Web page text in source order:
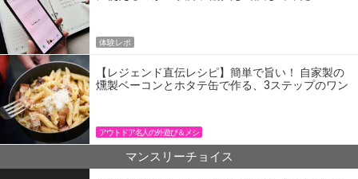
体験レポ
【レジェンド直伝レシピ】簡単で旨い！ 自家製の
燻製ベーコンとホタテ缶で作る、3ステップのワン
アウトドア名人の外遊び＆メシ
マンスリーチョイス